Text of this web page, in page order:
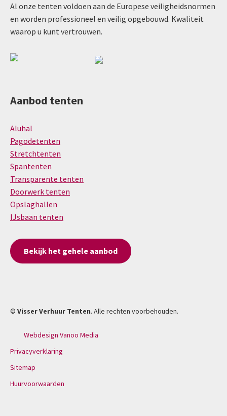
Al onze tenten voldoen aan de Europese veiligheidsnormen
en worden professioneel en veilig opgebouwd. Kwaliteit
waarop u kunt vertrouwen.
Aanbod tenten
Aluhal
Pagodetenten
Stretchtenten
Spantenten
Transparente tenten
Doorwerk tenten
Opslaghallen
IJsbaan tenten
Bekijk het gehele aanbod
© Visser Verhuur Tenten. Alle rechten voorbehouden.
Webdesign Vanoo Media
Privacyverklaring
Sitemap
Huurvoorwaarden